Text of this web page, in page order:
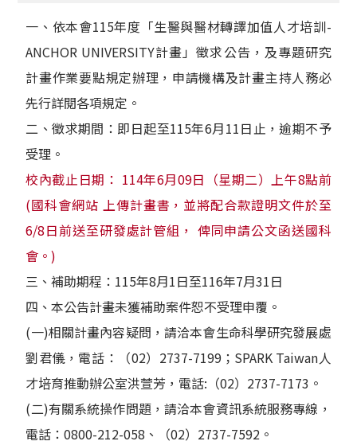
一、依本會115年度「生醫與醫材轉譯加值人才培訓-
ANCHOR UNIVERSITY計畫」徵求公告，及專題研究
計畫作業要點規定辦理，申請機構及計畫主持人務必
先行詳閱各項規定。
二、徵求期間：即日起至115年6月11日止，逾期不予
受理。
校內截止日期： 114年6月09日（星期二）上午8點前
(國科會網站 上傳計畫書，並將配合款證明文件於至
6/8日前送至研發處計管組， 俾同申請公文函送國科
會。)
三、補助期程：115年8月1日至116年7月31日
四、本公告計畫未獲補助案件恕不受理申覆。
(一)相關計畫內容疑問，請洽本會生命科學研究發展處
劉君儀，電話：（02）2737-7199；SPARK Taiwan人
才培育推動辦公室洪萱芳，電話:（02）2737-7173。
(二)有關系統操作問題，請洽本會資訊系統服務專線，
電話：0800-212-058、（02）2737-7592。